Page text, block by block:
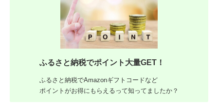
ふるさと納税でポイント大量GET！
ふるさと納税でAmazonギフトコードなど
ポイントがお得にもらえるって知ってましたか？